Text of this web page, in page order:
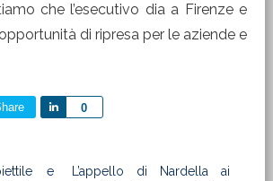
che l’esecutivo dia a Firenze e
di ripresa per le aziende e
0
Share
e
L’appello di Nardella ai